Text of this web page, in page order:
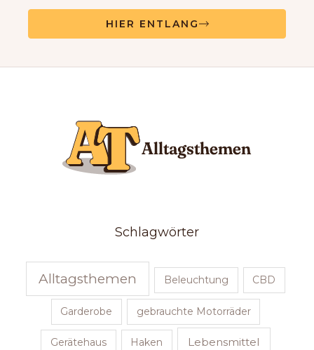
HIER ENTLANG
Schlagwörter
Alltagsthemen Beleuchtung CBD
Garderobe gebrauchte Motorräder
Gerätehaus Haken Lebensmittel